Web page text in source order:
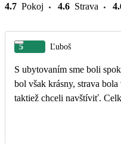
4.7 Pokoj 4.6 Strava
5 Ľuboš
S ubytovaním sme boli
bol však krásny, strava
taktiež chceli navštíviť.